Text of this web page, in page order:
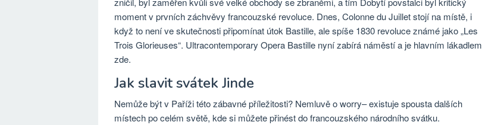
moment v prvních záchvěvy francouzské revoluce. Dnes, Colonne du Juillet stojí na místě, i
když to není ve skutečnosti připomínat útok Bastille, ale spíše 1830 revoluce známé jako „Les
Trois Glorieuses“. Ultracontemporary Opera Bastille nyní zabírá náměstí a je hlavním lákadlem
zde.
Jak slavit svátek Jinde
Nemůže být v Paříži této zábavné příležitosti? Nemluvě o worry– existuje spousta dalších
místech po celém světě, kde si můžete přinést do francouzského národního svátku.